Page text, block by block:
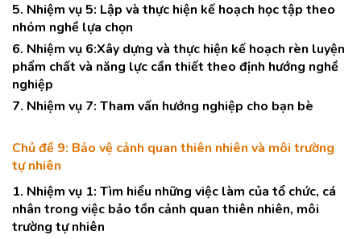
5. Nhiệm vụ 5: Lập và thực hiện kế hoạch học tập theo
nhóm nghề lựa chọn
6. Nhiệm vụ 6:Xây dựng và thực hiện kế hoạch rèn luyện
phẩm chất và năng lực cần thiết theo định hướng nghề
nghiệp
7. Nhiệm vụ 7: Tham vấn hướng nghiệp cho bạn bè
Chủ đề 9: Bảo vệ cảnh quan thiên nhiên và môi trường
tự nhiên
1. Nhiệm vụ 1: Tìm hiểu những việc làm của tổ chức, cá
nhân trong việc bảo tồn cảnh quan thiên nhiên, môi
trường tự nhiên